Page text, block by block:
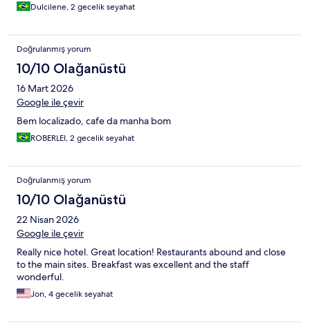
Dulcilene, 2 gecelik seyahat
Doğrulanmış yorum
10/10 Olağanüstü
16 Mart 2026
Google ile çevir
Bem localizado, cafe da manha bom
ROBERLEI, 2 gecelik seyahat
Doğrulanmış yorum
10/10 Olağanüstü
22 Nisan 2026
Google ile çevir
Really nice hotel. Great location! Restaurants abound and close
to the main sites. Breakfast was excellent and the staff
wonderful.
Jon, 4 gecelik seyahat